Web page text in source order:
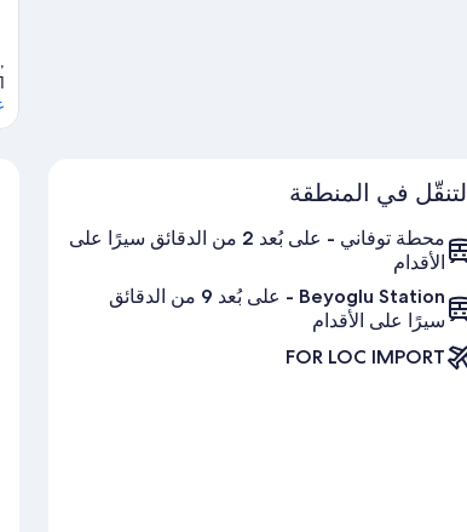
التنقّل في المنطقة
محطة توفاني - على بُعد 2 من الدقائق سيرًا على
الأقدام
Beyoglu Station - على بُعد 9 من الدقائق
سيرًا على الأقدام
FOR LOC IMPORT